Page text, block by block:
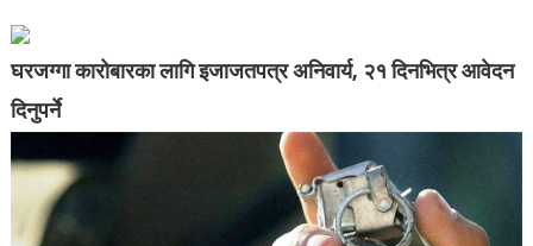
घरजग्गा कारोबारका लागि इजाजतपत्र अनिवार्य, २१ दिनभित्र आवेदन
दिनुपर्ने